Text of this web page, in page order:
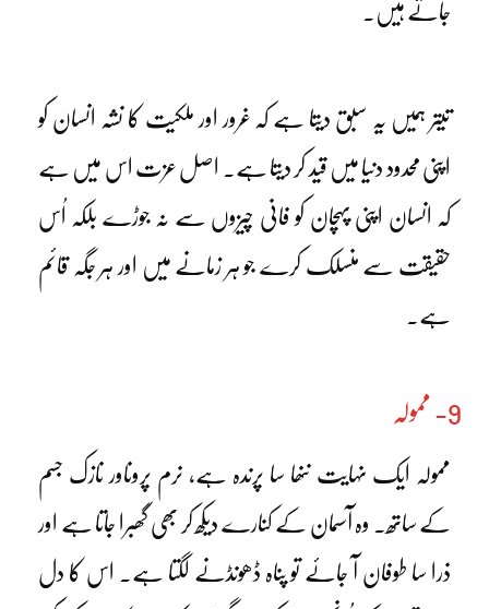
جاتے ہیں۔
تیتر ہمیں یہ سبق دیتا ہے کہ غرور اور ملکیت کا نشہ انسان کو
اپنی محدود دنیا میں قید کر دیتا ہے۔ اصل عزت اس میں ہے
کہ انسان اپنی پہچان کو فانی چیزوں سے نہ جوڑے بلکہ اُس
حقیقت سے منسلک کرے جو ہر زمانے میں اور ہر جگہ قائم
ہے۔
9- ممولہ
ممولہ ایک نہایت ننھا سا پرندہ ہے، نرم پروںاور نازک جسم
کے ساتھ۔ وہ آسمان کے کنارے دیکھ کر بھی گھبرا جاتا ہے اور
ذرا سا طوفان آ جائے تو پناہ ڈھونڈنے لگتا ہے۔ اس کا دل